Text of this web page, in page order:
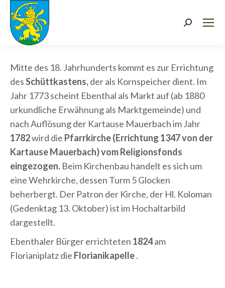
Search:
Mitte des 18. Jahrhunderts kommt es zur Errichtung
desSchüttkastens,der als Kornspeicher dient. Im
Jahr 1773 scheint Ebenthal als Markt auf (ab 1880
urkundliche Erwähnung als Marktgemeinde) und
nach Auflösung der Kartause Mauerbach im Jahr
1782wird die Pfarrkirche (Errichtung 1347 von der
Kartause Mauerbach) vom Religionsfonds
eingezogen. Beim Kirchenbau handelt es sich um
eine Wehrkirche, dessen Turm 5 Glocken
beherbergt. Der Patron der Kirche, der Hl. Koloman
(Gedenktag 13. Oktober) ist im Hochaltarbild
dargestellt.
Ebenthaler Bürger errichteten 1824am
Florianiplatz die Florianikapelle.